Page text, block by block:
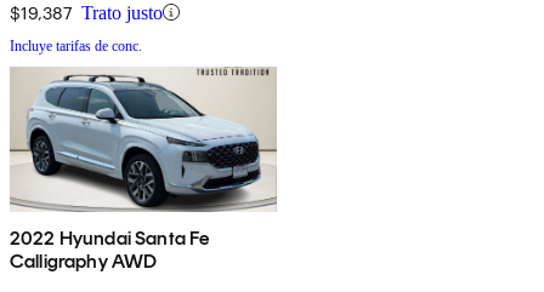
$19,387 Trato justo
Incluye tarifas de conc.
2022 Hyundai Santa Fe
Calligraphy AWD